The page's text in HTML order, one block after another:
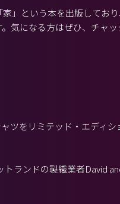
」という本を出版しており
気になる方はぜひ、チャッ
ツをリミテッド・エディシ
ランドの製織業者David